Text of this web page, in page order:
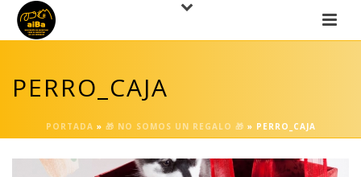
PERRO_CAJA
PORTADA » 🎁 NO SOMOS UN REGALO 🎁 » PERRO_CAJA